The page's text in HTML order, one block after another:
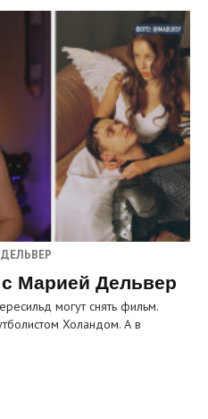
Марией Дельвер
могут снять фильм.
Холандом. А в